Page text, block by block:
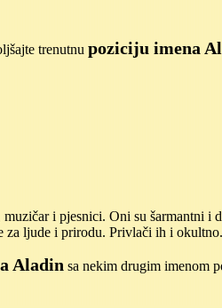
trenutnu poziciju imena
i pjesnici. Oni su šarmantni i
za ljude i prirodu. Privlači ih i okultno.
Aladin sa nekim drugim imenom